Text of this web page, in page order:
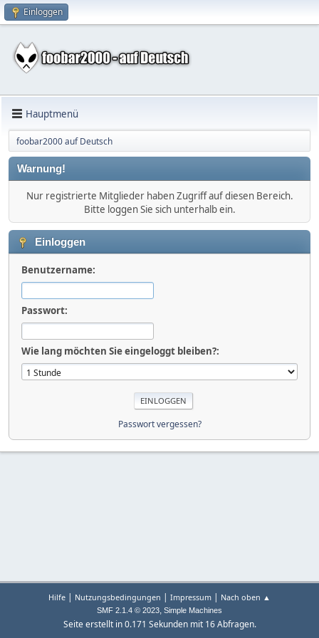
Einloggen
Hauptmenü
foobar2000 auf Deutsch
Warnung!
Nur registrierte Mitglieder haben Zugriff auf diesen Bereich.
Bitte loggen Sie sich unterhalb ein.
Einloggen
Benutzername:
Passwort:
Wie lang möchten Sie eingeloggt bleiben?:
Passwort vergessen?
Hilfe | Nutzungsbedingungen | Impressum | Nach oben ▲
SMF 2.1.4 © 2023, Simple Machines
Seite erstellt in 0.171 Sekunden mit 16 Abfragen.